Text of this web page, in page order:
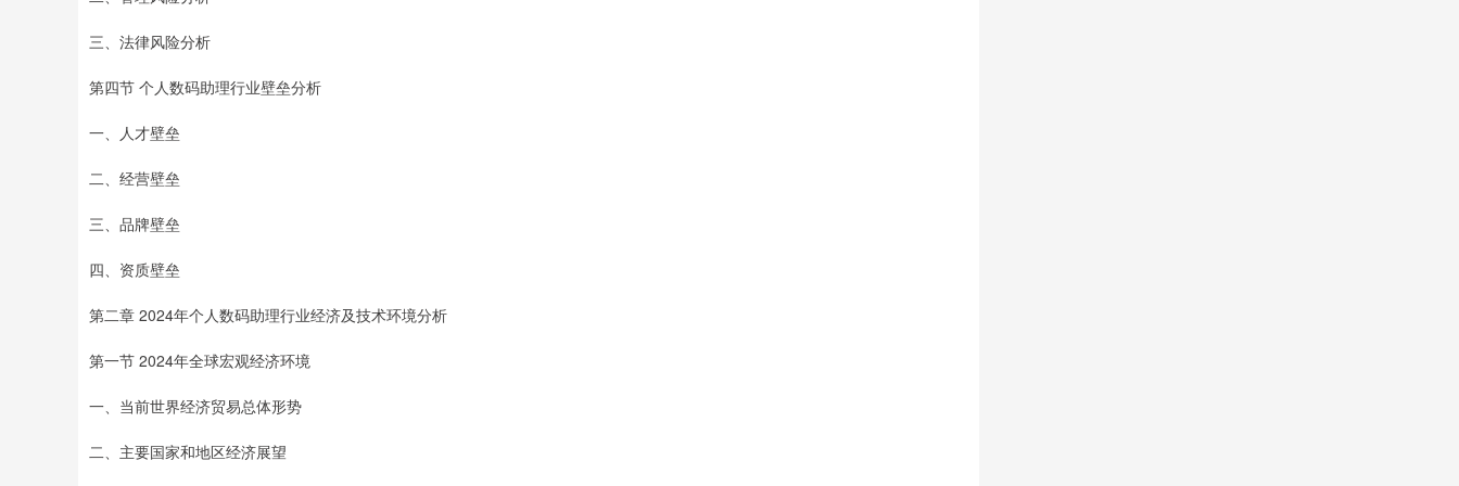
三、法律风险分析
第四节 个人数码助理行业壁垒分析
一、人才壁垒
二、经营壁垒
三、品牌壁垒
四、资质壁垒
第二章 2024年个人数码助理行业经济及技术环境分析
第一节 2024年全球宏观经济环境
一、当前世界经济贸易总体形势
二、主要国家和地区经济展望